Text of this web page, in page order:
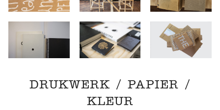
DRUKWERK / PAPIER /
KLEUR